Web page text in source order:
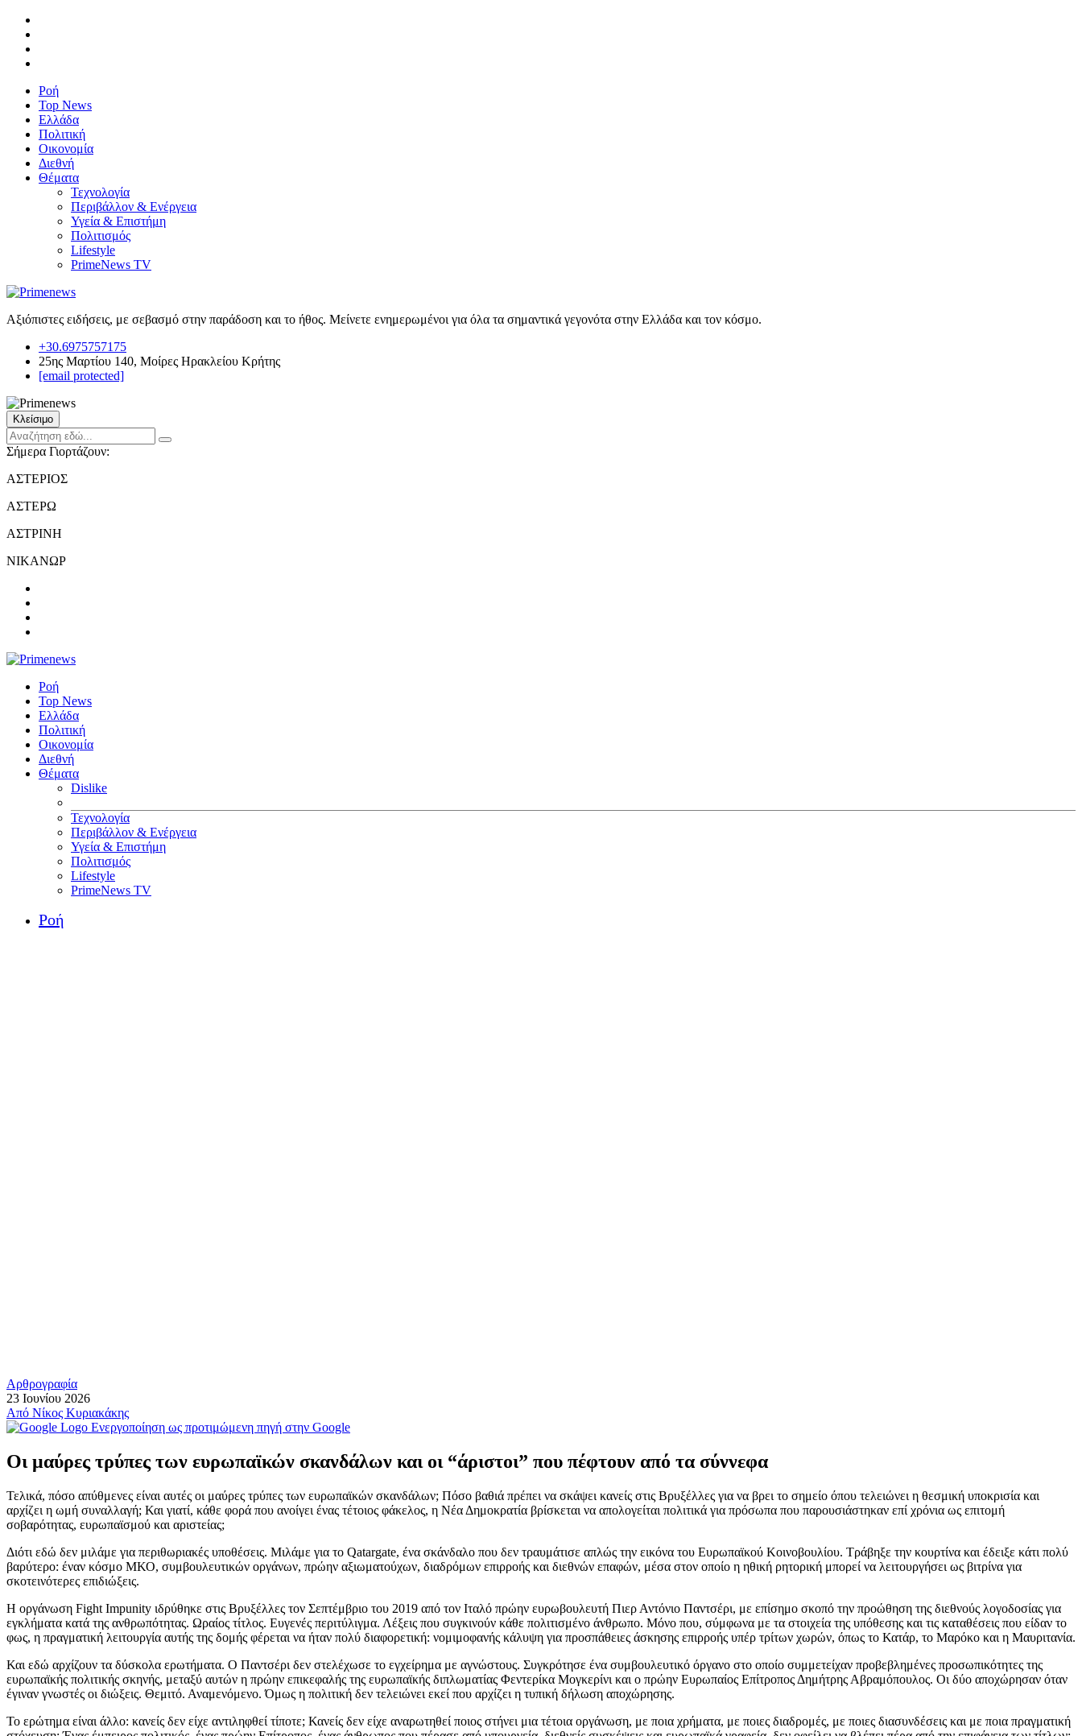
Ροή
Top News
Ελλάδα
Πολιτική
Οικονομία
Διεθνή
Θέματα
Τεχνολογία
Περιβάλλον & Ενέργεια
Υγεία & Επιστήμη
Πολιτισμός
Lifestyle
PrimeNews TV
Αξιόπιστες ειδήσεις, με σεβασμό στην παράδοση και το ήθος. Μείνετε ενημερωμένοι για όλα τα σημαντικά γεγονότα στην Ελλάδα και τον κόσμο.
+30.6975757175
25ης Μαρτίου 140, Μοίρες Ηρακλείου Κρήτης
[email protected]
Κλείσιμο
Σήμερα Γιορτάζουν:
ΑΣΤΕΡΙΟΣ
ΑΣΤΕΡΩ
ΑΣΤΡΙΝΗ
ΝΙΚΑΝΩΡ
Ροή
Top News
Ελλάδα
Πολιτική
Οικονομία
Διεθνή
Θέματα
Dislike
Τεχνολογία
Περιβάλλον & Ενέργεια
Υγεία & Επιστήμη
Πολιτισμός
Lifestyle
PrimeNews TV
Ροή
Αρθρογραφία
23 Ιουνίου 2026
Από Νίκος Κυριακάκης
Ενεργοποίηση ως προτιμώμενη πηγή στην Google
Οι μαύρες τρύπες των ευρωπαϊκών σκανδάλων και οι “άριστοι” που πέφτουν από τα σύννεφα
Τελικά, πόσο απύθμενες είναι αυτές οι μαύρες τρύπες των ευρωπαϊκών σκανδάλων; Πόσο βαθιά πρέπει να σκάψει κανείς στις Βρυξέλλες για να βρει το σημείο όπου τελειώνει η θεσμική υποκρισία και
αρχίζει η ωμή συναλλαγή; Και γιατί, κάθε φορά που ανοίγει ένας τέτοιος φάκελος, η Νέα Δημοκρατία βρίσκεται να απολογείται πολιτικά για πρόσωπα που παρουσιάστηκαν επί χρόνια ως επιτομή
σοβαρότητας, ευρωπαϊσμού και αριστείας;
Διότι εδώ δεν μιλάμε για περιθωριακές υποθέσεις. Μιλάμε για το Qatargate, ένα σκάνδαλο που δεν τραυμάτισε απλώς την εικόνα του Ευρωπαϊκού Κοινοβουλίου. Τράβηξε την κουρτίνα και έδειξε κάτι πολύ
βαρύτερο: έναν κόσμο ΜΚΟ, συμβουλευτικών οργάνων, πρώην αξιωματούχων, διαδρόμων επιρροής και διεθνών επαφών, μέσα στον οποίο η ηθική ρητορική μπορεί να λειτουργήσει ως βιτρίνα για
σκοτεινότερες επιδιώξεις.
Η οργάνωση Fight Impunity ιδρύθηκε στις Βρυξέλλες τον Σεπτέμβριο του 2019 από τον Ιταλό πρώην ευρωβουλευτή Πιερ Αντόνιο Παντσέρι, με επίσημο σκοπό την προώθηση της διεθνούς λογοδοσίας για
εγκλήματα κατά της ανθρωπότητας. Ωραίος τίτλος. Ευγενές περιτύλιγμα. Λέξεις που συγκινούν κάθε πολιτισμένο άνθρωπο. Μόνο που, σύμφωνα με τα στοιχεία της υπόθεσης και τις καταθέσεις που είδαν το
φως, η πραγματική λειτουργία αυτής της δομής φέρεται να ήταν πολύ διαφορετική: νομιμοφανής κάλυψη για προσπάθειες άσκησης επιρροής υπέρ τρίτων χωρών, όπως το Κατάρ, το Μαρόκο και η Μαυριτανία.
Και εδώ αρχίζουν τα δύσκολα ερωτήματα. Ο Παντσέρι δεν στελέχωσε το εγχείρημα με αγνώστους. Συγκρότησε ένα συμβουλευτικό όργανο στο οποίο συμμετείχαν προβεβλημένες προσωπικότητες της
ευρωπαϊκής πολιτικής σκηνής, μεταξύ αυτών η πρώην επικεφαλής της ευρωπαϊκής διπλωματίας Φεντερίκα Μογκερίνι και ο πρώην Ευρωπαίος Επίτροπος Δημήτρης Αβραμόπουλος. Οι δύο αποχώρησαν όταν
έγιναν γνωστές οι διώξεις. Θεμιτό. Αναμενόμενο. Όμως η πολιτική δεν τελειώνει εκεί που αρχίζει η τυπική δήλωση αποχώρησης.
Το ερώτημα είναι άλλο: κανείς δεν είχε αντιληφθεί τίποτε; Κανείς δεν είχε αναρωτηθεί ποιος στήνει μια τέτοια οργάνωση, με ποια χρήματα, με ποιες διαδρομές, με ποιες διασυνδέσεις και με ποια πραγματική